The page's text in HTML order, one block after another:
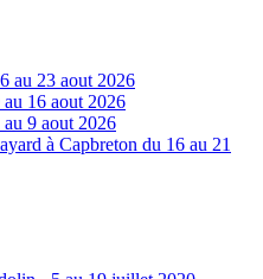
au 23 aout 2026
16 aout 2026
9 aout 2026
à Capbreton du 16 au 21